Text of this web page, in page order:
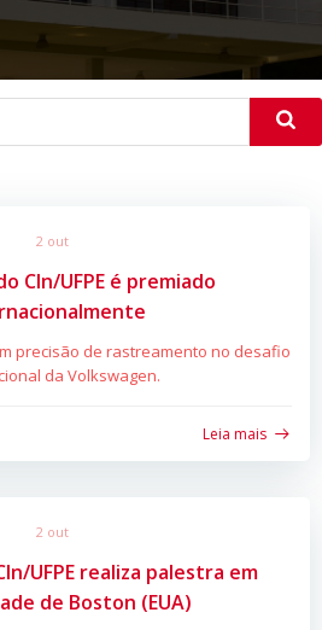
2 out
CIn/UFPE é premiado
precisão de rastreamento no desafio
da Volkswagen.
Leia mais
2 out
UFPE realiza palestra em
de Boston (EUA)